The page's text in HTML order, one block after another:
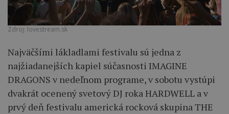
Zdroj: lovestream.sk
Najväčšími lákladlami festivalu sú jedna z
najžiadanejších kapiel súčasnosti IMAGINE
DRAGONS v nedeľnom programe, v sobotu vystúpi
dvakrát ocenený svetový DJ roka HARDWELL a v
prvý deň festivalu americká rocková skupina THE